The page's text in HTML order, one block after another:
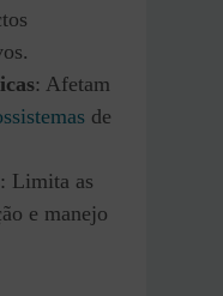
: Afetam
de
: Limita as
e manejo